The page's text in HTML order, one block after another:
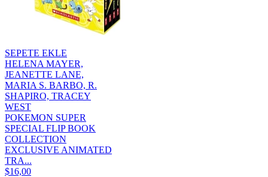
SEPETE EKLE
HELENA MAYER,
JEANETTE LANE,
MARIA S. BARBO, R.
SHAPIRO, TRACEY
WEST
POKEMON SUPER
SPECIAL FLIP BOOK
COLLECTION
EXCLUSIVE ANIMATED
TRA...
$16,00